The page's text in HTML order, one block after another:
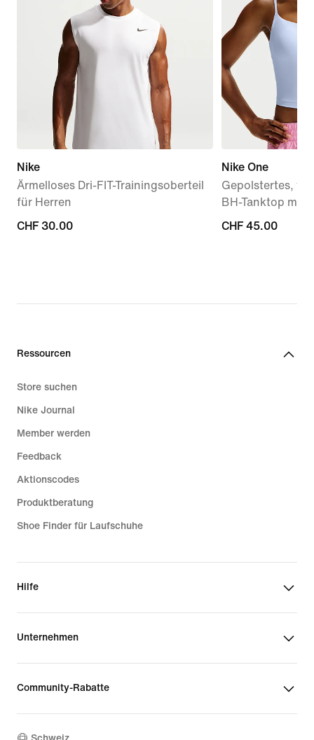
Nike
Ärmelloses Dri-FIT-Trainingsoberteil
für Herren
CHF 30.00
CHF 30.00
Nike One
Gepolstertes,
BH-Tanktop mit
CHF 45.00
CHF 45.00
Ressourcen
Store suchen
Nike Journal
Member werden
Feedback
Aktionscodes
Produktberatung
Shoe Finder für Laufschuhe
Hilfe
Unternehmen
Community-Rabatte